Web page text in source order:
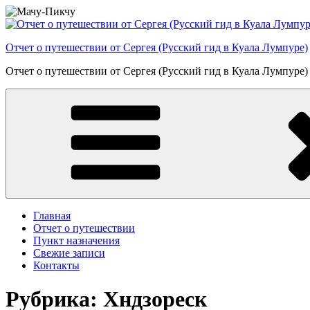
Перейти
к
Отчет о путешествии от Сергея (Русский гид в Куала Лумпуре)
Отчет о путешествии от Сергея (Русский гид в Куала Лумпуре)
Главная
Отчет о путешествии
Пункт назначения
Свежие записи
Контакты
Рубрика: Хндзореск